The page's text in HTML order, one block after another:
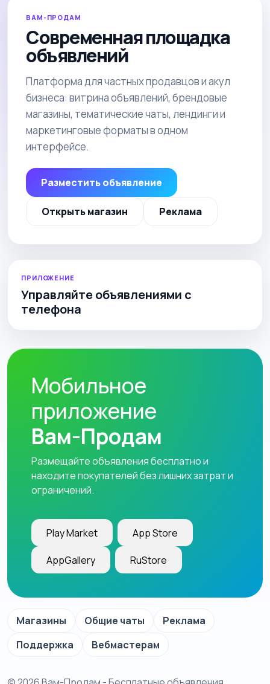
ВАМ-ПРОДАМ
Современная площадка
объявлений
Платформа для частных продавцов и акул
бизнеса: витрина объявлений, брендовые
магазины, тематические чаты, лендинги и
маркетинговые форматы в одном
интерфейсе.
Разместить объявление
Открыть магазин Реклама
ПРИЛОЖЕНИЕ
Управляйте объявлениями с
телефона
Мобильное
приложение
Вам-Продам
Размещайте объявления бесплатно и
находите покупателей без лишних затрат и
ограничений.
Play Market App Store
AppGallery RuStore
Магазины Общие чаты
Реклама
Поддержка
Вебмастерам